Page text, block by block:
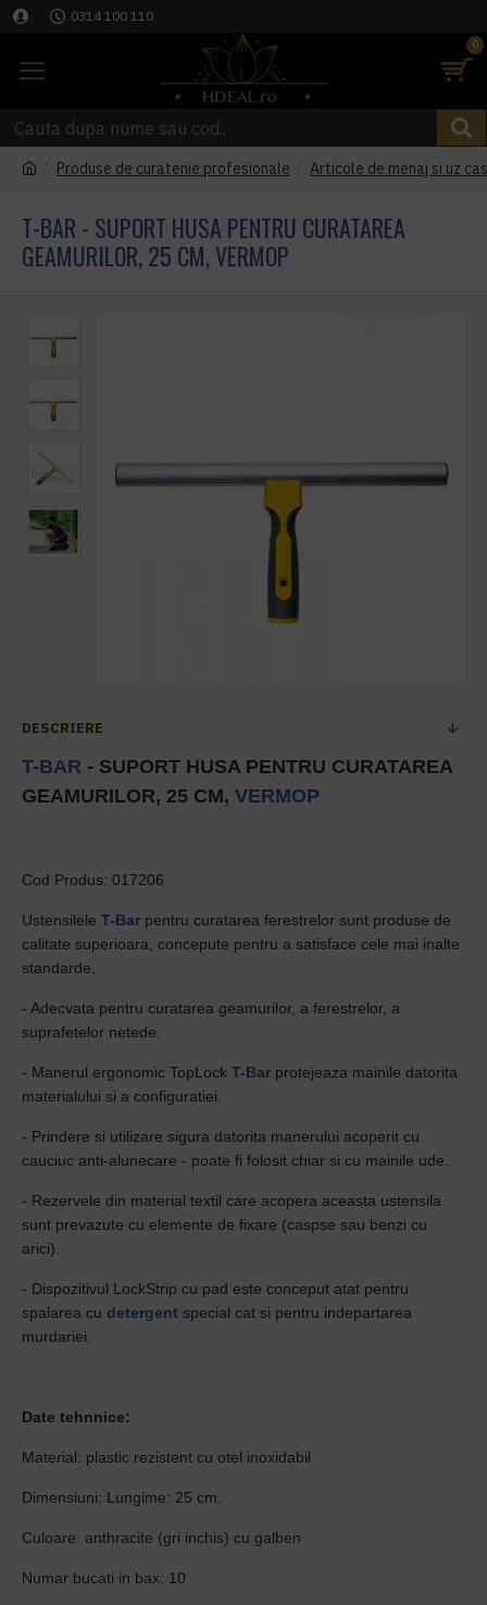
0314 100 110
0
Produse de curatenie profesionale Articole de menaj si uz
T-BAR - SUPORT HUSA PENTRU CURATAREA
GEAMURILOR, 25 CM, VERMOP
DESCRIERE
T-BAR - SUPORT HUSA PENTRU CURATAREA
GEAMURILOR, 25 CM, VERMOP
Cod Produs: 017206
Ustensilele T-Bar pentru curatarea ferestrelor sunt produse de
calitate superioara, concepute pentru a satisface cele mai inalte
standarde.
- Adecvata pentru curatarea geamurilor, a ferestrelor, a
suprafetelor netede.
- Manerul ergonomic TopLock T-Bar protejeaza mainile datorita
materialului si a configuratiei.
- Prindere si utilizare sigura datorita manerului acoperit cu
cauciuc anti-alunecare - poate fi folosit chiar si cu mainile ude.
- Rezervele din material textil care acopera aceasta ustensila
sunt prevazute cu elemente de fixare (caspse sau benzi cu
arici).
- Dispozitivul LockStrip cu pad este conceput atat pentru
spalarea cu detergent special cat si pentru indepartarea
murdariei.
Date tehnnice:
Material: plastic rezistent cu otel inoxidabil
Dimensiuni: Lungime: 25 cm.
Culoare: anthracite (gri inchis) cu galben
Numar bucati in bax: 10